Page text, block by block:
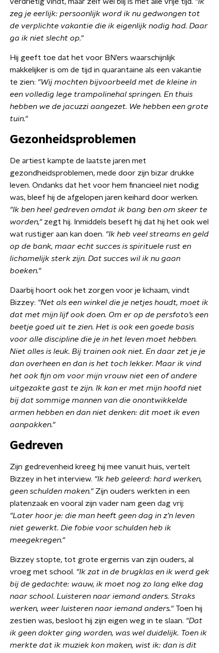
zeg je eerlijk: persoonlijk word ik nu gedwongen tot
de verplichte vakantie die ik eigenlijk nodig had. Daar
ga ik niet slecht op."
Hij geeft toe dat het voor BN'ers waarschijnlijk
makkelijker is om de tijd in quarantaine als een vakantie
te zien: "Wij mochten bijvoorbeeld met de kleine in
een volledig lege trampolinehal springen. En thuis
hebben we de jacuzzi aangezet. We hebben een grote
tuin."
Gezonheidsproblemen
De artiest kampte de laatste jaren met
gezondheidsproblemen, mede door zijn bizar drukke
leven. Ondanks dat het voor hem financieel niet nodig
was, bleef hij de afgelopen jaren keihard door werken.
"Ik ben heel gedreven omdat ik bang ben om skeer te
worden,"zegt hij. Inmiddels beseft hij dat hij het ook wel
wat rustiger aan kan doen. "Ik heb veel streams en geld
op de bank, maar echt succes is spirituele rust en
lichamelijk sterk zijn. Dat succes wil ik nu gaan
boeken."
Daarbij hoort ook het zorgen voor je lichaam, vindt
Bizzey: "Net als een winkel die je netjes houdt, moet ik
dat met mijn lijf ook doen. Om er op de persfoto’s een
beetje goed uit te zien. Het is ook een goede basis
voor alle discipline die je in het leven moet hebben.
Niet alles is leuk. Bij trainen ook niet. En daar zet je je
dan overheen en dan is het toch lekker. Maar ik vind
het ook fijn om voor mijn vrouw niet een of andere
uitgezakte gast te zijn. Ik kan er met mijn hoofd niet
bij dat sommige mannen van die onontwikkelde
armen hebben en dan niet denken: dit moet ik even
aanpakken."
Gedreven
Zijn gedrevenheid kreeg hij mee vanuit huis, vertelt
Bizzey in het interview. "Ik heb geleerd: hard werken,
geen schulden maken."Zijn ouders werkten in een
platenzaak en vooral zijn vader nam geen dag vrij:
"Later hoor je: die man heeft geen dag in z’n leven
niet gewerkt. Die fobie voor schulden heb ik
meegekregen."
Bizzey stopte, tot grote ergernis van zijn ouders, al
vroeg met school. "Ik zat in de brugklas en ik werd gek
bij de gedachte: wauw, ik moet nog zo lang elke dag
naar school. Luisteren naar iemand anders. Straks
werken, weer luisteren naar iemand anders."Toen hij
zestien was, besloot hij zijn eigen weg in te slaan. "Dat
ik geen dokter ging worden, was wel duidelijk. Toen ik
merkte dat ik muziek kon maken, wist ik: dan is dit